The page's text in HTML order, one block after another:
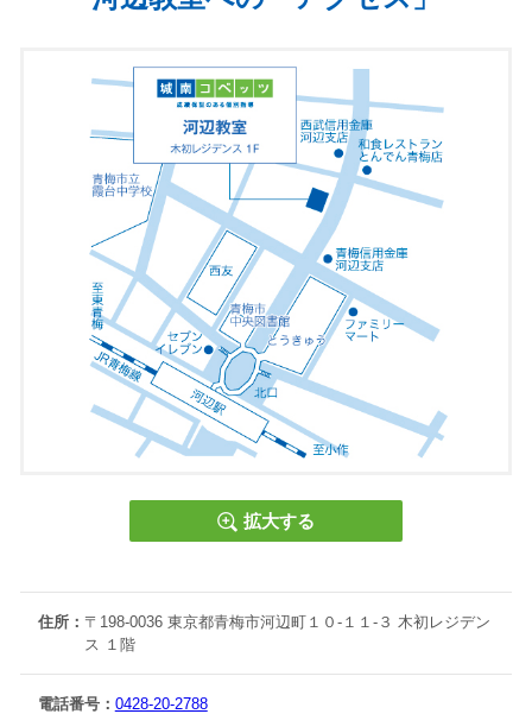
教室からのお知らせはこちら
＜感染症対策につきまして＞
生徒の皆様に安心してご通塾いただけるよう、感染症拡大防止対
応を徹底した上で、対面を含めた指導を行っております。
拡大する
住所： 〒198-0036 東京都青梅市河辺町１０-１１-３ 木初レジデン
ス １階
電話番号： 0428-20-2788